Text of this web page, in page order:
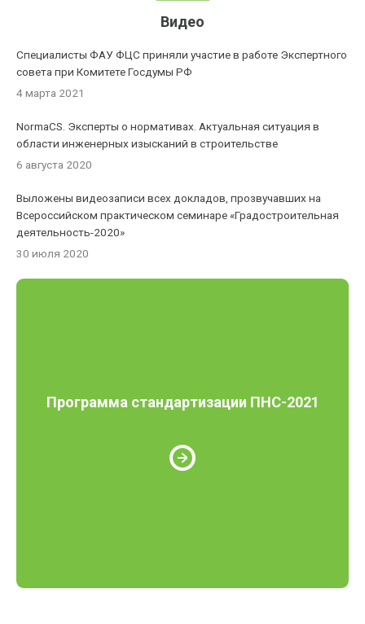
Видео
Специалисты ФАУ ФЦС приняли участие в работе Экспертного
совета при Комитете Госдумы РФ
4 марта 2021
NormaCS. Эксперты о нормативах. Актуальная ситуация в
области инженерных изысканий в строительстве
6 августа 2020
Выложены видеозаписи всех докладов, прозвучавших на
Всероссийском практическом семинаре «Градостроительная
деятельность-2020»
30 июля 2020
Программа стандартизации ПНС-2021